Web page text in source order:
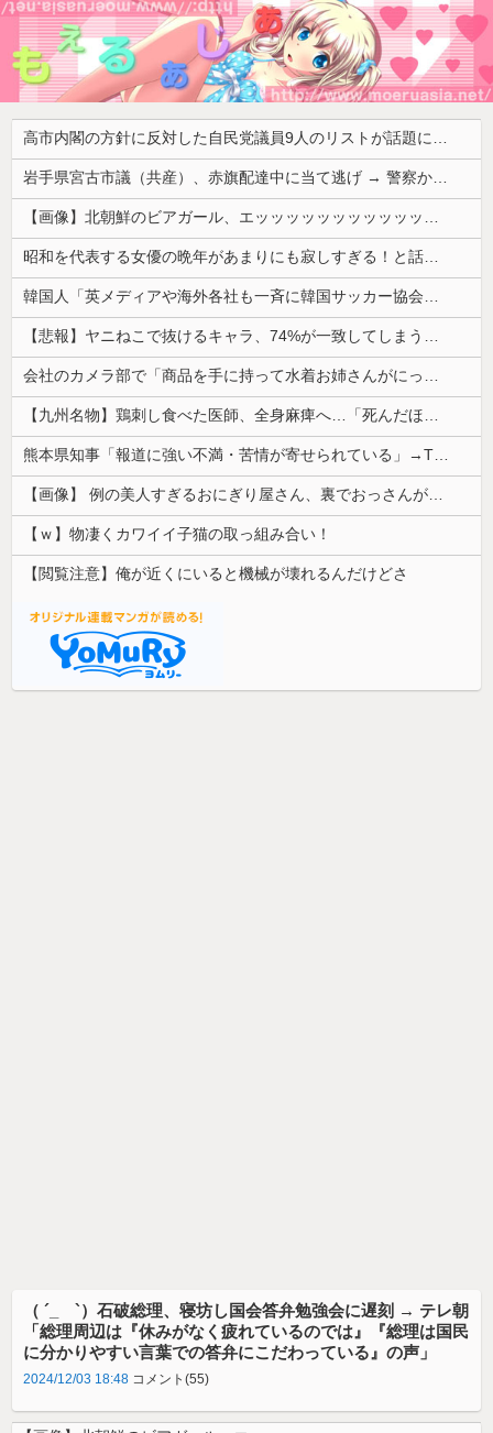
高市内閣の方針に反対した自民党議員9人のリストが話題に、「岩屋はどこへ行った？」との指摘もあるが……
岩手県宮古市議（共産）、赤旗配達中に当て逃げ → 警察から連絡が来て宮古署を訪れ事情聴取
【画像】北朝鮮のビアガール、エッッッッッッッッッッッッッッッッッ！
昭和を代表する女優の晩年があまりにも寂しすぎる！と話題に、自身の子供を餓死する寸前までネグレクトした挙句……
韓国人「英メディアや海外各社も一斉に韓国サッカー協会を巡る過去の不祥事を報道！」→「国際的な信用失墜の危機‥」
【悲報】ヤニねこで抜けるキャラ、74%が一致してしまうｗｗｗｗｗ
会社のカメラ部で「商品を手に持って水着お姉さんがにっこり」を撮影、だがお姉さんは素人アルバイトで親バレした結果……
【九州名物】鶏刺し食べた医師、全身麻痺へ…「死んだほうが良かったと思っていた」
熊本県知事「報道に強い不満・苦情が寄せられている」→TBSの報道特集がまさにそれな件
【画像】 例の美人すぎるおにぎり屋さん、裏でおっさんが握っていたｗｗｗｗｗｗｗｗｗｗｗｗｗｗｗｗｗ
【ｗ】物凄くカワイイ子猫の取っ組み合い！
【閲覧注意】俺が近くにいると機械が壊れるんだけどさ
（ ´_ゝ`）石破総理、寝坊し国会答弁勉強会に遅刻 → テレ朝
「総理周辺は『休みがなく疲れているのでは』『総理は国民
に分かりやすい言葉での答弁にこだわっている』の声」
2024/12/03 18:48 コメント(55)